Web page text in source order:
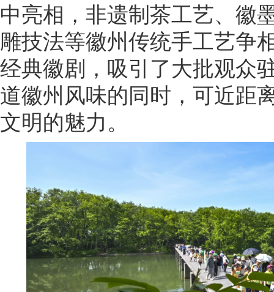
中亮相，非遗制茶工艺、徽
雕技法等徽州传统手工艺争
经典徽剧，吸引了大批观众
道徽州风味的同时，可近距
文明的魅力。